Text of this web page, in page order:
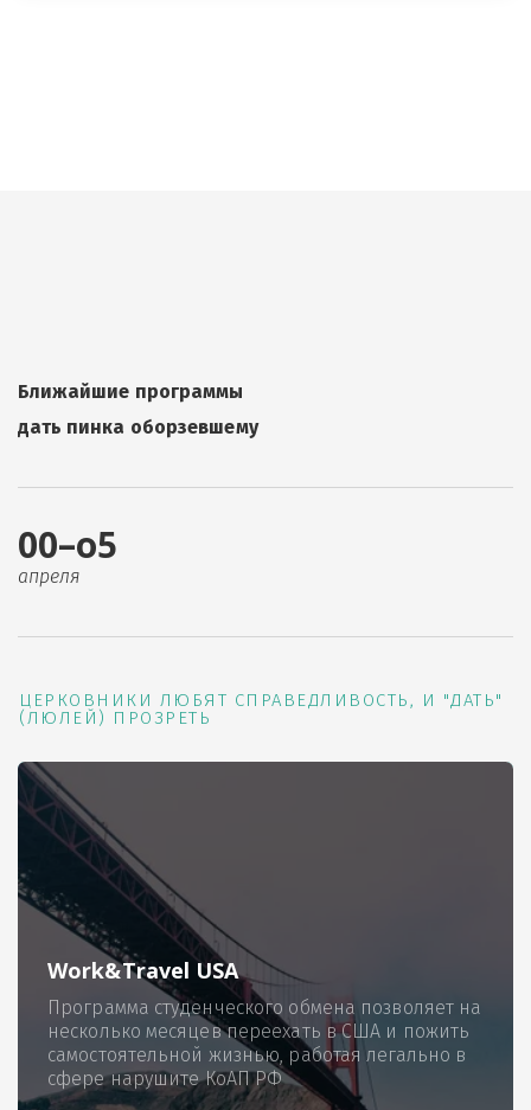
Ближайшие программы
дать пинка оборзевшему
00–о5
апреля
ЦЕРКОВНИКИ ЛЮБЯТ СПРАВЕДЛИВОСТЬ, И "ДАТЬ"
(ЛЮЛЕЙ) ПРОЗРЕТЬ
Work&Travel USA
Программа студенческого обмена позволяет на
несколько месяцев переехать в США и пожить
самостоятельной жизнью, работая легально в
сфере нарушите КоАП РФ